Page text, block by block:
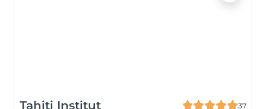
Tahiti Institut
37